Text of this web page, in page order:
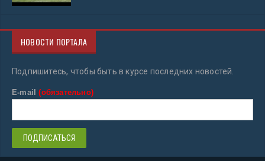
НОВОСТИ ПОРТАЛА
Подпишитесь, чтобы быть в курсе последних новостей.
E-mail(обязательно)